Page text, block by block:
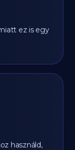
ez is egy
használd,